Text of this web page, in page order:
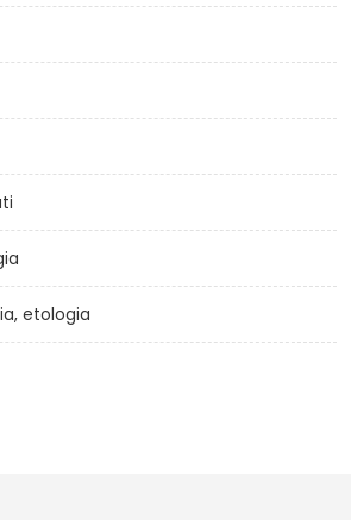
etologia